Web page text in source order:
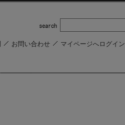
お問い合わせ マイページへログイン